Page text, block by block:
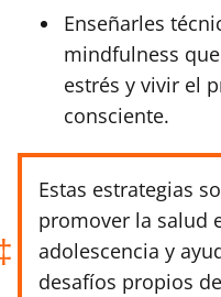
Enseñarles
mindfulness
estrés y vivir el
consciente.
Estas estrategias
promover la salud
adolescencia y
desafíos propios